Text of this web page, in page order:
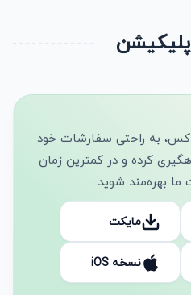
به راحتی سفارشات خود
کرده و در کمترین زمان
بهره‌مند شوید.
مایکت
نسخه iOS